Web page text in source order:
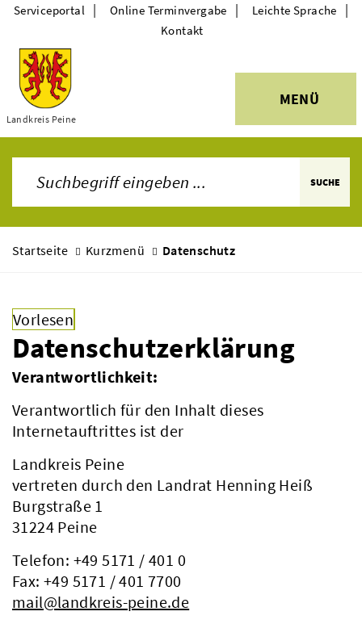
Themen
Landkreis Peine
MENÜ
Serviceportal | Online Terminvergabe | Leichte Sprache |
Kontakt
SUCHE
Startseite Kurzmenü Datenschutz
Vorlesen
Datenschutzerklärung
Verantwortlichkeit:
Verantwortlich für den Inhalt dieses
Internetauftrittes ist der
Landkreis Peine
vertreten durch den Landrat Henning Heiß
Burgstraße 1
31224 Peine
Telefon: +49 5171 / 401 0
Fax: +49 5171 / 401 7700
mail@landkreis-peine.de